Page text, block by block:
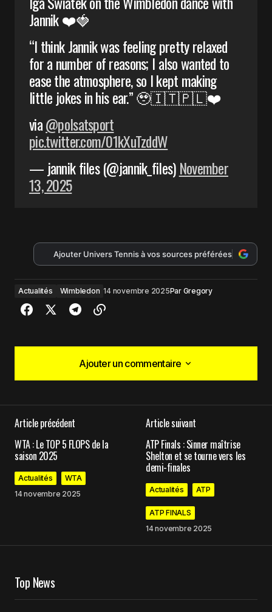
Jannik ❤️🍓
“I think Jannik was feeling pretty relaxed
for a number of reasons; I also wanted to
ease the atmosphere, so I kept making
little jokes in his ear.” 🥹🇮🇹🇵🇱❤️
via@polsatsport
pic.twitter.com/01kXuTzddW
— jannik files (@jannik_files)November
13, 2025
Ajouter Univers Tennis à vos sources préférées
Actualités Wimbledon 14 novembre 2025Par Gregory
Ajouter un commentaire
Ajouter un commentaire
champs obligatoires sont indiqués avec*
Comment*
Article précédent
WTA : Le TOP 5 FLOPS de la
saison 2025
Actualités
WTA
14 novembre 2025
Article suivant
ATP Finals : Sinner maîtrise
Shelton et se tourne vers les
demi-finales
Actualités ATP
ATP FINALS
14 novembre 2025
Top News